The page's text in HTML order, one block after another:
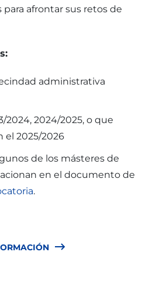
para afrontar sus retos de
administrativa
2024, 2024/2025, o que
el 2025/2026
de los másteres de
en el documento de
.